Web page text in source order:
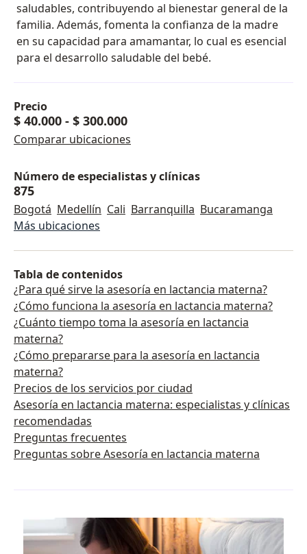
saludables, contribuyendo al bienestar general de la
familia. Además, fomenta la confianza de la madre
en su capacidad para amamantar, lo cual es esencial
para el desarrollo saludable del bebé.
Precio
$ 40.000 - $ 300.000
Comparar ubicaciones
Número de especialistas y clínicas
875
Bogotá Medellín Cali Barranquilla Bucaramanga
Más ubicaciones
Tabla de contenidos
¿Para qué sirve la asesoría en lactancia materna?
¿Cómo funciona la asesoría en lactancia materna?
¿Cuánto tiempo toma la asesoría en lactancia
materna?
¿Cómo prepararse para la asesoría en lactancia
materna?
Precios de los servicios por ciudad
Asesoría en lactancia materna: especialistas y clínicas
recomendadas
Preguntas frecuentes
Preguntas sobre Asesoría en lactancia materna